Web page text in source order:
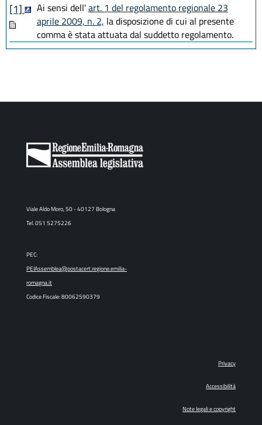
[1]
Ai sensi dell'art. 1 del regolamento regionale 23
aprile 2009, n. 2, la disposizione di cui al presente
comma è stata attuata dal suddetto regolamento.
Viale Aldo Moro, 50 - 40127 Bologna
Tel. 051 5275226
PEC:
PEIAssemblea@postacert.regione.emilia-
romagna.it
Codice Fiscale: 80062590379
Privacy
Accessibilità
Note legali e copyright